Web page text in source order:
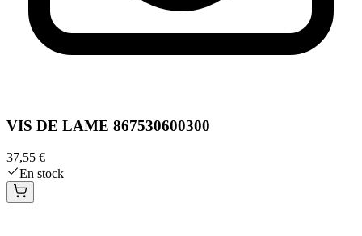
VIS DE LAME 867530600300
37,55 €
En stock